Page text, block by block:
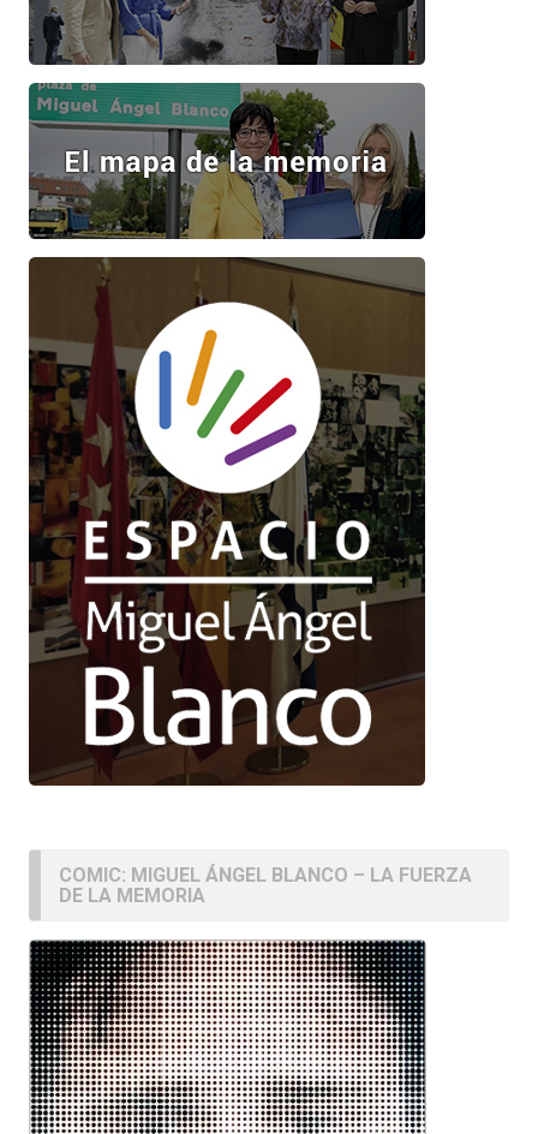
COMIC: MIGUEL ÁNGEL BLANCO – LA FUERZA
DE LA MEMORIA